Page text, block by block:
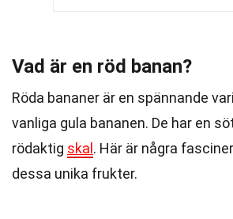
Vad är en röd banan?
Röda bananer är en spännande
vanliga gula bananen. De har en
rödaktig skal . Här är några
dessa unika frukter.